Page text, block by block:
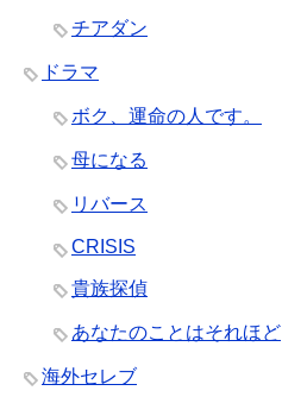
チアダン
ドラマ
ボク、運命の人です。
母になる
リバース
CRISIS
貴族探偵
あなたのことはそれほど
海外セレブ